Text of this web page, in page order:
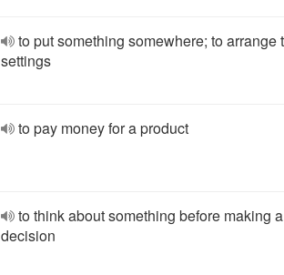
to put something somewhere; to arrange
settings
to pay money for a product
to think about something before making a
decision